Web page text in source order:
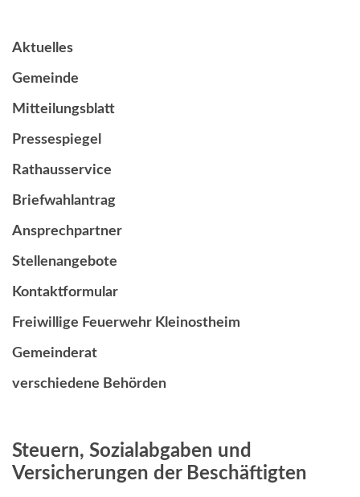
Aktuelles
Gemeinde
Mitteilungsblatt
Pressespiegel
Rathausservice
Briefwahlantrag
Ansprechpartner
Stellenangebote
Kontaktformular
Freiwillige Feuerwehr Kleinostheim
Gemeinderat
verschiedene Behörden
Steuern, Sozialabgaben und
Versicherungen der Beschäftigten